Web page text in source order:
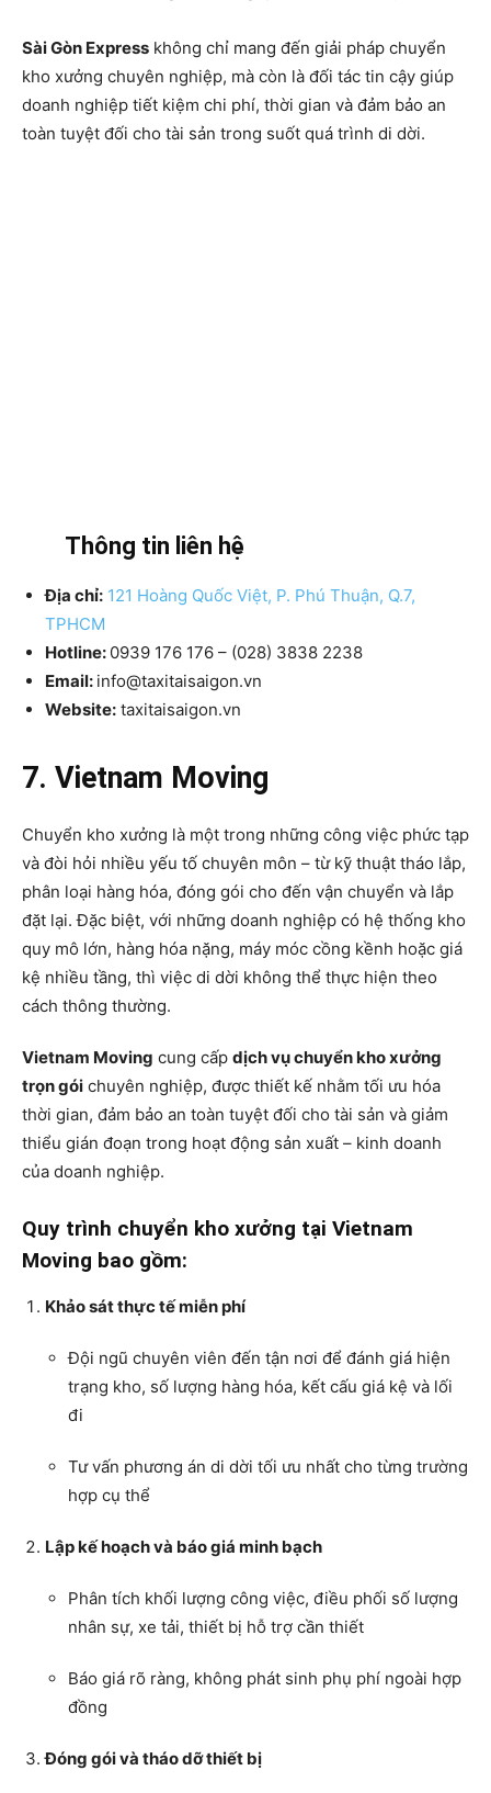
Sài Gòn Express không chỉ mang đến giải pháp chuyển
kho xưởng chuyên nghiệp, mà còn là đối tác tin cậy giúp
doanh nghiệp tiết kiệm chi phí, thời gian và đảm bảo an
toàn tuyệt đối cho tài sản trong suốt quá trình di dời.
Thông tin liên hệ
Địa chỉ: 121 Hoàng Quốc Việt, P. Phú Thuận, Q.7,
TPHCM
Hotline: 0939 176 176 – (028) 3838 2238
Email: info@taxitaisaigon.vn
Website: taxitaisaigon.vn
7. Vietnam Moving
Chuyển kho xưởng là một trong những công việc phức tạp
và đòi hỏi nhiều yếu tố chuyên môn – từ kỹ thuật tháo lắp,
phân loại hàng hóa, đóng gói cho đến vận chuyển và lắp
đặt lại. Đặc biệt, với những doanh nghiệp có hệ thống kho
quy mô lớn, hàng hóa nặng, máy móc cồng kềnh hoặc giá
kệ nhiều tầng, thì việc di dời không thể thực hiện theo
cách thông thường.
Vietnam Moving cung cấp dịch vụ chuyển kho xưởng
trọn gói chuyên nghiệp, được thiết kế nhằm tối ưu hóa
thời gian, đảm bảo an toàn tuyệt đối cho tài sản và giảm
thiểu gián đoạn trong hoạt động sản xuất – kinh doanh
của doanh nghiệp.
Quy trình chuyển kho xưởng tại Vietnam
Moving bao gồm:
Khảo sát thực tế miễn phí
Đội ngũ chuyên viên đến tận nơi để đánh giá hiện
trạng kho, số lượng hàng hóa, kết cấu giá kệ và lối
đi
Tư vấn phương án di dời tối ưu nhất cho từng trường
hợp cụ thể
Lập kế hoạch và báo giá minh bạch
Phân tích khối lượng công việc, điều phối số lượng
nhân sự, xe tải, thiết bị hỗ trợ cần thiết
Báo giá rõ ràng, không phát sinh phụ phí ngoài hợp
đồng
Đóng gói và tháo dỡ thiết bị